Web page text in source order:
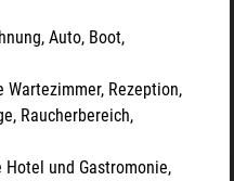
Auto, Boot,
Rezeption,
Raucherbereich,
und Gastromonie,